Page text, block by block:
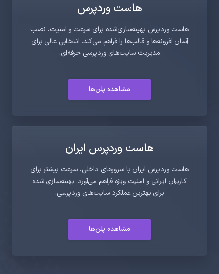
هاست وردپرس
هاست وردپرس بهینه‌سازی‌شده برای سرعت و امنیت، نصب
آسان افزونه‌ها و قالب‌ها را فراهم می‌کند. انتخابی عالی برای
مدیریت سایت‌های وردپرسی حرفه‌ای.
مشاهده پلن‌ها
هاست وردپرس ایران
هاست وردپرس ایران با سرورهای داخلی، سرعت بیشتر برای
کاربران ایرانی و امنیت ویژه فراهم می‌آورد. بهینه‌سازی شده
برای بهترین عملکرد سایت‌های وردپرسی.
مشاهده پلن‌ها